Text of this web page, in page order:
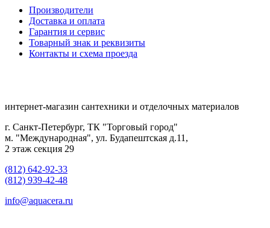
Производители
Доставка и оплата
Гарантия и сервис
Товарный знак и реквизиты
Контакты и схема проезда
интернет-магазин сантехники и отделочных материалов
г. Санкт-Петербург, ТК "Торговый город"
м. "Международная", ул. Будапештская д.11,
2 этаж секция 29
(812) 642-92-33
(812) 939-42-48
info@aquacera.ru